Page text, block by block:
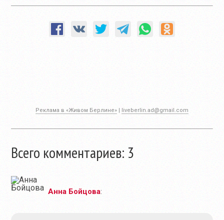
Реклама в «Живом Берлине» | liveberlin.ad@gmail.com
Всего комментариев: 3
Анна Бойцова: